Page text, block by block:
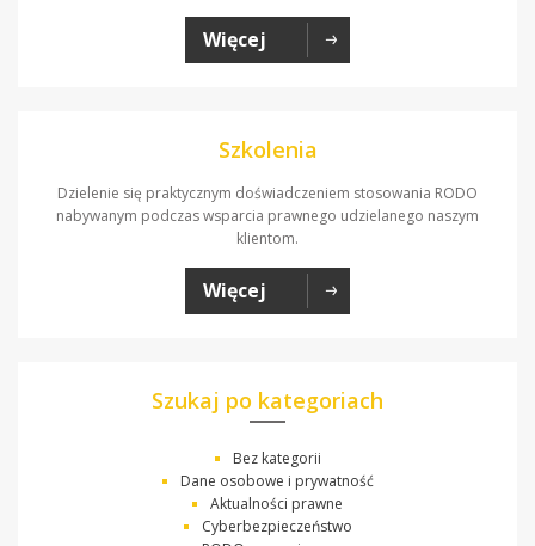
Więcej
Szkolenia
Dzielenie się praktycznym doświadczeniem stosowania RODO
nabywanym podczas wsparcia prawnego udzielanego naszym
klientom.
Więcej
Szukaj po kategoriach
Bez kategorii
Dane osobowe i prywatność
Aktualności prawne
Cyberbezpieczeństwo